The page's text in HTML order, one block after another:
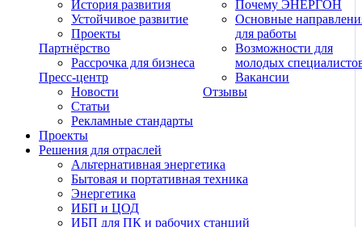
История развития
Устойчивое развитие
Проекты
Партнёрство
Рассрочка для бизнеса
Пресс-центр
Новости
Статьи
Рекламные стандарты
Почему ЭНЕРГОН
Основные
для работы
Возможности для
молодых
Вакансии
Отзывы
Проекты
Решения для отраслей
Альтернативная энергетика
Бытовая и портативная техника
Энергетика
ИБП и ЦОД
ИБП для ПК и рабочих станций